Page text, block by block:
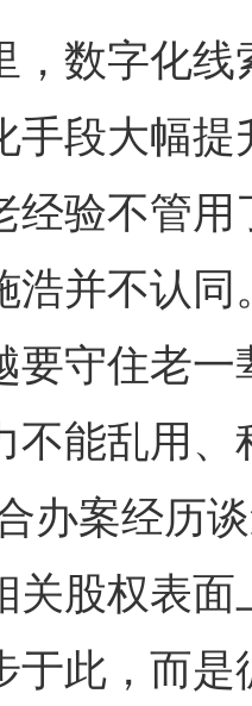
数字化线
手段大幅
经验不管
浩并不认同
要守住老
不能乱用
办案经历
关股权表
于此，而